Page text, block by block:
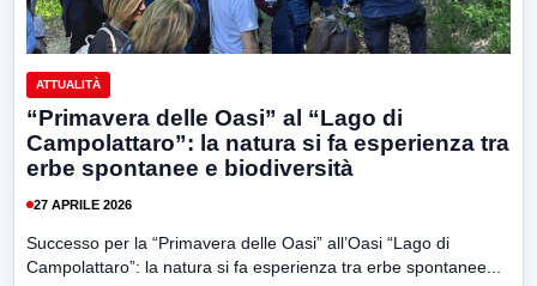
ATTUALITÀ
“Primavera delle Oasi” al “Lago di
Campolattaro”: la natura si fa esperienza tra
erbe spontanee e biodiversità
27 APRILE 2026
Successo per la “Primavera delle Oasi” all’Oasi “Lago di
Campolattaro”: la natura si fa esperienza tra erbe spontanee...